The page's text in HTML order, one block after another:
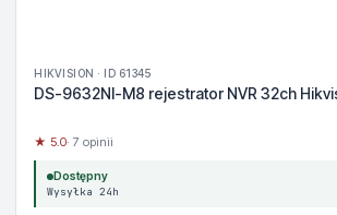
HIKVISION · ID 61345
DS-9632NI-M8 rejestrator NVR 32ch
★ 5.0· 7 opinii
Dostępny
Wysyłka 24h